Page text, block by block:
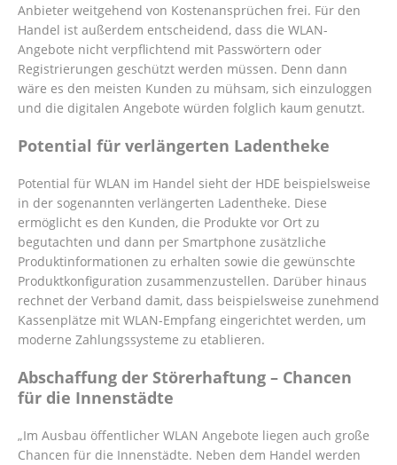
Anbieter weitgehend von Kostenansprüchen frei. Für den
Handel ist außerdem entscheidend, dass die WLAN-
Angebote nicht verpflichtend mit Passwörtern oder
Registrierungen geschützt werden müssen. Denn dann
wäre es den meisten Kunden zu mühsam, sich einzuloggen
und die digitalen Angebote würden folglich kaum genutzt.
Potential für verlängerten Ladentheke
Potential für WLAN im Handel sieht der HDE beispielsweise
in der sogenannten verlängerten Ladentheke. Diese
ermöglicht es den Kunden, die Produkte vor Ort zu
begutachten und dann per Smartphone zusätzliche
Produktinformationen zu erhalten sowie die gewünschte
Produktkonfiguration zusammenzustellen. Darüber hinaus
rechnet der Verband damit, dass beispielsweise zunehmend
Kassenplätze mit WLAN-Empfang eingerichtet werden, um
moderne Zahlungssysteme zu etablieren.
Abschaffung der Störerhaftung – Chancen
für die Innenstädte
„Im Ausbau öffentlicher WLAN Angebote liegen auch große
Chancen für die Innenstädte. Neben dem Handel werden